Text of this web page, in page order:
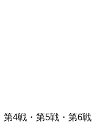
4戦・第5戦・第6戦